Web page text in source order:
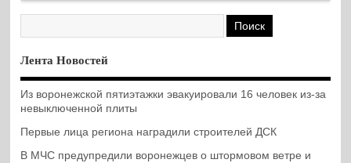
Лента Новостей
Из воронежской пятиэтажки эвакуировали 16 человек из-за
невыключенной плиты
Первые лица региона наградили строителей ДСК
В МЧС предупредили воронежцев о штормовом ветре и